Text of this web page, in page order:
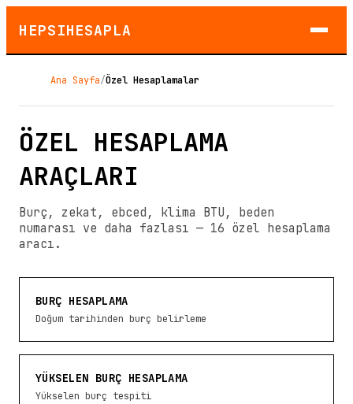
HEPSIHESAPLA
Ana Sayfa/Özel Hesaplamalar
ÖZEL HESAPLAMA
ARAÇLARI
Burç, zekat, ebced, klima BTU, beden
numarası ve daha fazlası — 16 özel hesaplama
aracı.
BURÇ HESAPLAMA
Doğum tarihinden burç belirleme
YÜKSELEN BURÇ HESAPLAMA
Yükselen burç tespiti